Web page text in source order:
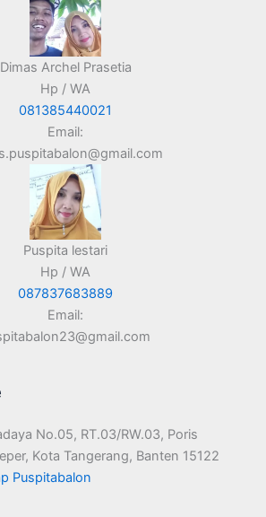
Dimas Archel Prasetia
Hp / WA
081385440021
Email:
Puspita lestari
Hp / WA
087837683889
Email:
No.05, RT.03/RW.03, Poris
Kota Tangerang, Banten 15122
Puspitabalon